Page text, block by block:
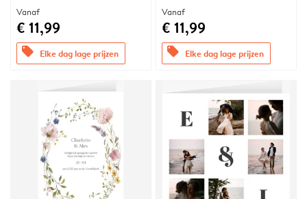
Vanaf
€ 11,99
offers Elke dag lage prijzen
Vanaf
€ 11,99
offers Elke dag lage prijzen